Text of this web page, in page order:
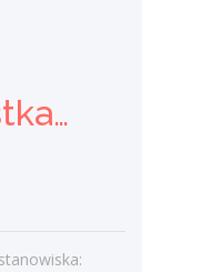
Specjalista / Specjalistka ds. sprzedaży rozwiązań technicznych